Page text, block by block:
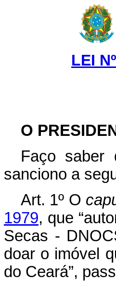
LEI
O
Faço saber
sanciono a
Art. 1º O
1979, que
Secas -
doar o imóvel
do Ceará”,